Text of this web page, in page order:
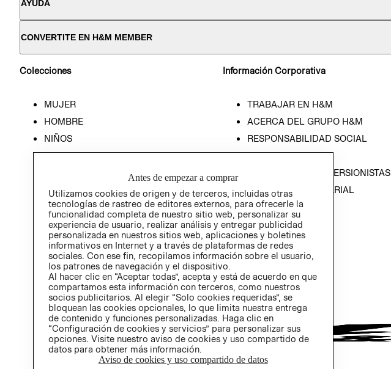
AYUDA
CONVERTITE EN H&M MEMBER
Colecciones
MUJER
HOMBRE
NIÑOS
HOME
Información Corporativa
TRABAJAR EN H&M
ACERCA DEL GRUPO H&M
RESPONSABILIDAD SOCIAL
PRENSA
RELACIÓN CON INVERSIONISTAS
POLÍTICA EMPRESARIAL
Antes de empezar a comprar
Utilizamos cookies de origen y de terceros, incluidas otras
tecnologías de rastreo de editores externos, para ofrecerle la
funcionalidad completa de nuestro sitio web, personalizar su
experiencia de usuario, realizar análisis y entregar publicidad
personalizada en nuestros sitios web, aplicaciones y boletines
informativos en Internet y a través de plataformas de redes
sociales. Con ese fin, recopilamos información sobre el usuario,
los patrones de navegación y el dispositivo.
Al hacer clic en “Aceptar todas”, acepta y está de acuerdo en que
compartamos esta información con terceros, como nuestros
socios publicitarios. Al elegir “Solo cookies requeridas”, se
bloquean las cookies opcionales, lo que limita nuestra entrega
de contenido y funciones personalizadas. Haga clic en
“Configuración de cookies y servicios” para personalizar sus
opciones. Visite nuestro aviso de cookies y uso compartido de
datos para obtener más información.
Aviso de cookies y uso compartido de datos